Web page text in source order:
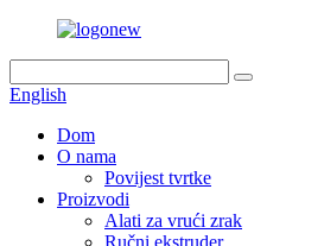
English
Dom
O nama
Povijest tvrtke
Proizvodi
Alati za vrući zrak
Ručni ekstruder